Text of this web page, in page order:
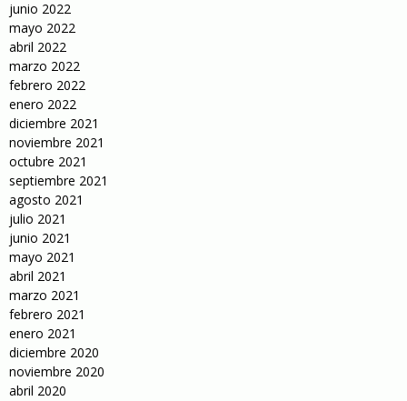
junio 2022
mayo 2022
abril 2022
marzo 2022
febrero 2022
enero 2022
diciembre 2021
noviembre 2021
octubre 2021
septiembre 2021
agosto 2021
julio 2021
junio 2021
mayo 2021
abril 2021
marzo 2021
febrero 2021
enero 2021
diciembre 2020
noviembre 2020
abril 2020